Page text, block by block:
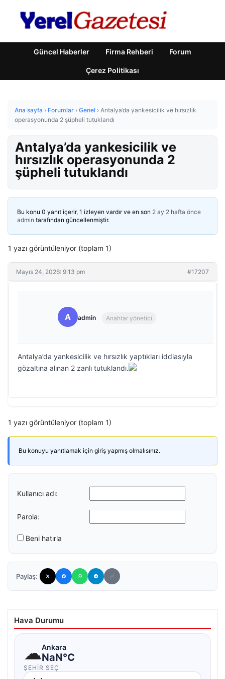
Güncel Haberler Firma Rehberi Forum
Çerez Politikası
Ana sayfa › Forumlar › Genel › Antalya’da yankesicilik ve hırsızlık
operasyonunda 2 şüpheli tutuklandı
Antalya’da yankesicilik ve
hırsızlık operasyonunda 2
şüpheli tutuklandı
Bu konu 0 yanıt içerir, 1 izleyen vardır ve en son 2 ay 2 hafta önce
admin tarafından güncellenmiştir.
1 yazı görüntüleniyor (toplam 1)
Mayıs 24, 2026: 9:13 pm #17207
A admin Anahtar yönetici
Antalya’da yankesicilik ve hırsızlık yaptıkları iddiasıyla
gözaltına alınan 2 zanlı tutuklandı.
1 yazı görüntüleniyor (toplam 1)
Bu konuyu yanıtlamak için giriş yapmış olmalısınız.
Kullanıcı adı:
Parola:
Beni hatırla
Paylaş:
Hava Durumu
☁Ankara
NaN°C
ŞEHIR SEÇ